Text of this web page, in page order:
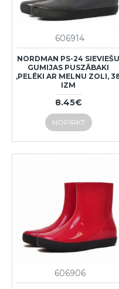
606914
NORDMAN PS-24 SIEVIEŠU
GUMIJAS PUSZĀBAKI
,PELĒKI AR MELNU ZOLI,
IZM
8.45€
NOPIRKT
606906